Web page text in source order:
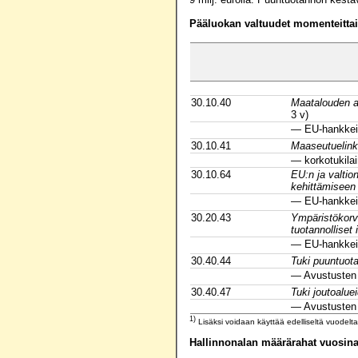
Pääluokan valtuudet
30.10.40
Maatalouden
3 v)
— EU-
30.10.41
—
30.10.64
EU:n ja
kehittämiseen
— EU-
30.20.43
tuotannolliset
— EU-
30.40.44
Tuki
— Avustusten
30.40.47
Tuki
— Avustusten
1) Lisäksi voidaan käyttää edelliseltä
Hallinnonalan määrärahat